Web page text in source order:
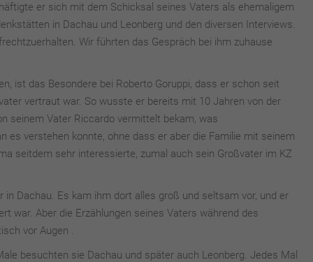
er sich mit dem Schicksal seines Vaters als ehemaligem
in Dachau und Leonberg und den diversen Interviews.
Wir führten das Gespräch bei ihm zuhause
ist das Besondere bei Roberto Goruppi, dass er schon seit
vertraut war. So wusste er bereits mit 10 Jahren von der
seinem Vater Riccardo vermittelt bekam, was
es verstehen konnte, ohne dass er aber die Familie mit seinem
seitdem sehr interessierte, zumal auch sein Großvater im KZ
Dachau. Es kam ihm dort alles groß und seltsam vor, und er
war. Aber die Erzählungen seines Vaters während des
vor Augen .
besuchten sie Dachau und später auch Leonberg. Jedes Mal